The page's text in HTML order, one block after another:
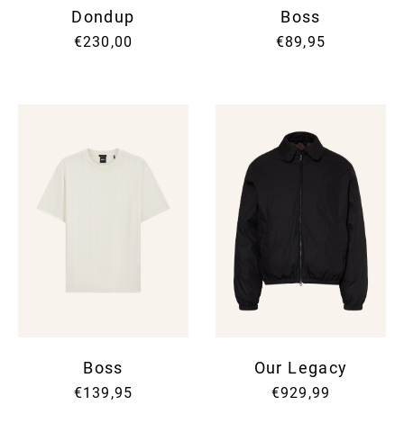
Dondup
€230,00
Boss
€89,95
Boss
€139,95
Our Legacy
€929,99